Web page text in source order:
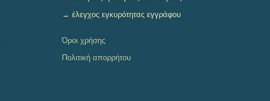
→ έλεγχος εγκυρότητας εγγράφου
Όροι χρήσης
Πολιτική απορρήτου